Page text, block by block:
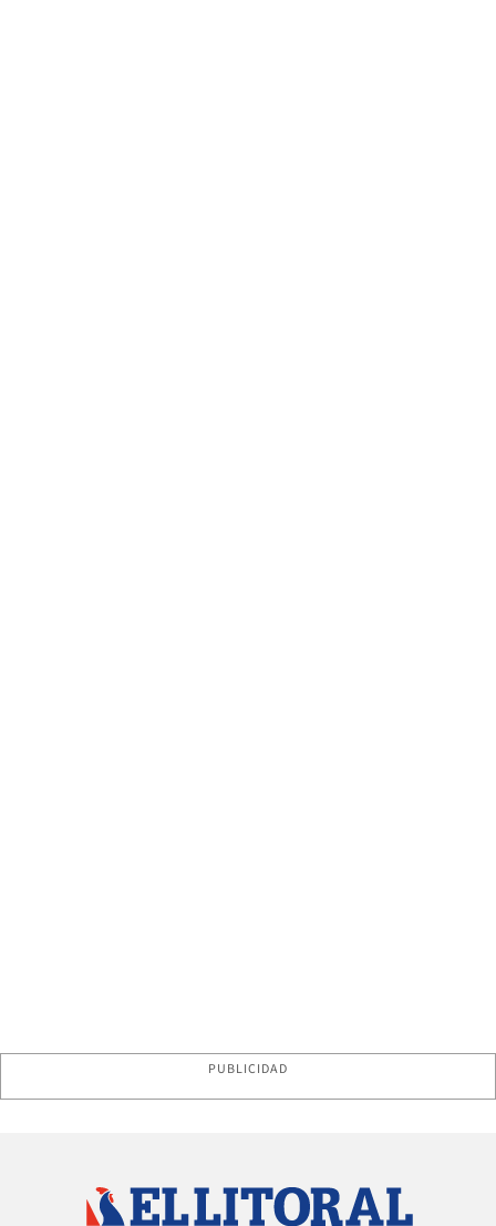
PUBLICIDAD